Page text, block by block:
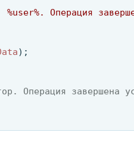
Операция
);
Операция завершена